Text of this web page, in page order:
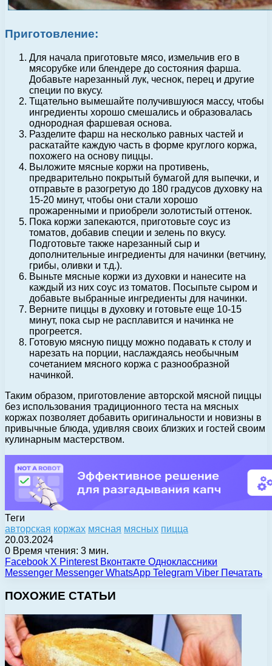
Приготовление:
Для начала приготовьте мясо, измельчив его в
мясорубке или блендере до состояния фарша.
Добавьте нарезанный лук, чеснок, перец и другие
специи по вкусу.
Тщательно вымешайте получившуюся массу, чтобы
ингредиенты хорошо смешались и образовалась
однородная фаршевая основа.
Разделите фарш на несколько равных частей и
раскатайте каждую часть в форме круглого коржа,
похожего на основу пиццы.
Выложите мясные коржи на противень,
предварительно покрытый бумагой для выпечки, и
отправьте в разогретую до 180 градусов духовку на
15-20 минут, чтобы они стали хорошо
прожаренными и приобрели золотистый оттенок.
Пока коржи запекаются, приготовьте соус из
томатов, добавив специи и зелень по вкусу.
Подготовьте также нарезанный сыр и
дополнительные ингредиенты для начинки (ветчину,
грибы, оливки и т.д.).
Выньте мясные коржи из духовки и нанесите на
каждый из них соус из томатов. Посыпьте сыром и
добавьте выбранные ингредиенты для начинки.
Верните пиццы в духовку и готовьте еще 10-15
минут, пока сыр не расплавится и начинка не
прогреется.
Готовую мясную пиццу можно подавать к столу и
нарезать на порции, наслаждаясь необычным
сочетанием мясного коржа с разнообразной
начинкой.
Таким образом, приготовление авторской мясной пиццы
без использования традиционного теста на мясных
коржах позволяет добавить оригинальности и новизны в
привычные блюда, удивляя своих близких и гостей своим
кулинарным мастерством.
Теги
авторская коржах мясная мясных пицца
20.03.2024
0 Время чтения: 3 мин.
Facebook X Pinterest Вконтакте Одноклассники
Messenger Messenger WhatsApp Telegram Viber Печатать
ПОХОЖИЕ СТАТЬИ